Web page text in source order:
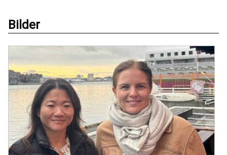
Bilder